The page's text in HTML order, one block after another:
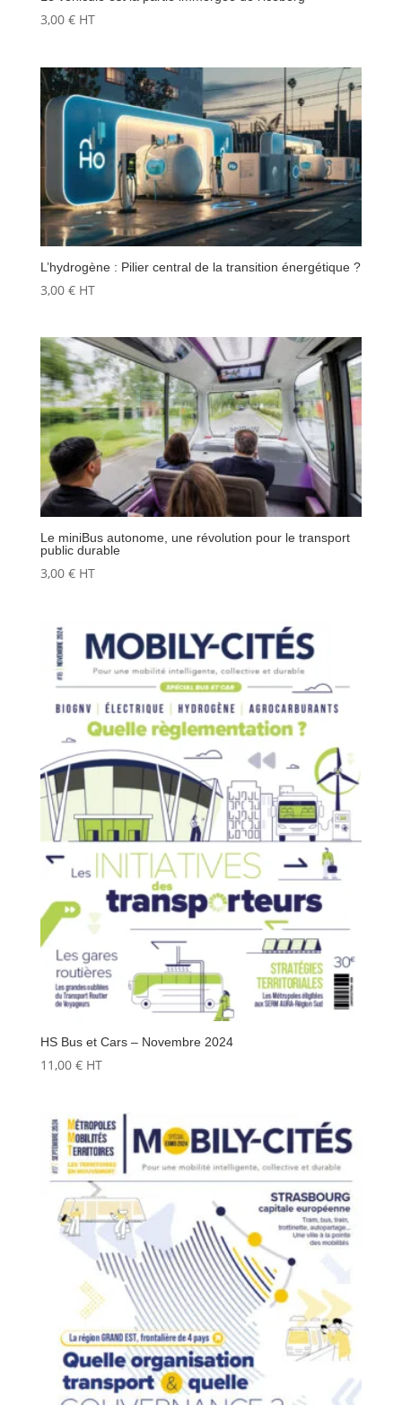
3,00 € HT
L’hydrogène : Pilier central de la transition énergétique ?
3,00 € HT
Le miniBus autonome, une révolution pour le transport
public durable
3,00 € HT
HS Bus et Cars – Novembre 2024
11,00 € HT